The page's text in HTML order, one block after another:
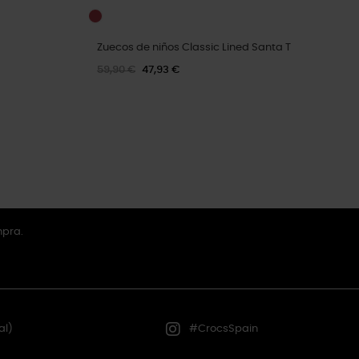
Zuecos de niños Classic Lined Santa T
59,90 € 47,93 €
#CrocsSpain